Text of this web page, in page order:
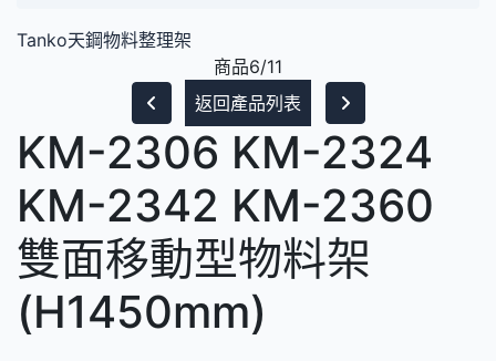
Tanko天鋼物料整理架
商品6/11
返回產品列表
KM-2306 KM-2324
KM-2342 KM-2360
雙面移動型物料架
(H1450mm)